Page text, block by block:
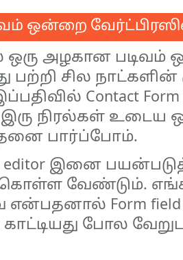
ஒன்றை
ஒரு அழகான
பற்றி சில
Contact
இரு நிரல்கள் உடைய
பார்ப்போம்.
editor இனை
வேண்டும்.
Form field
போல